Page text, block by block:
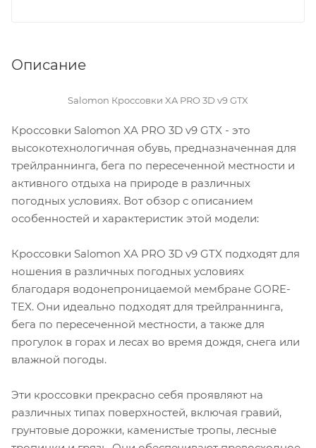
Описание
Salomon Кроссовки XA PRO 3D v9 GTX
Кроссовки Salomon XA PRO 3D v9 GTX - это
высокотехнологичная обувь, предназначенная для
трейлраннинга, бега по пересеченной местности и
активного отдыха на природе в различных
погодных условиях. Вот обзор с описанием
особенностей и характеристик этой модели:
Кроссовки Salomon XA PRO 3D v9 GTX подходят для
ношения в различных погодных условиях
благодаря водонепроницаемой мембране GORE-
TEX. Они идеально подходят для трейлраннинга,
бега по пересеченной местности, а также для
прогулок в горах и лесах во время дождя, снега или
влажной погоды.
Эти кроссовки прекрасно себя проявляют на
различных типах поверхностей, включая гравий,
грунтовые дорожки, каменистые тропы, лесные